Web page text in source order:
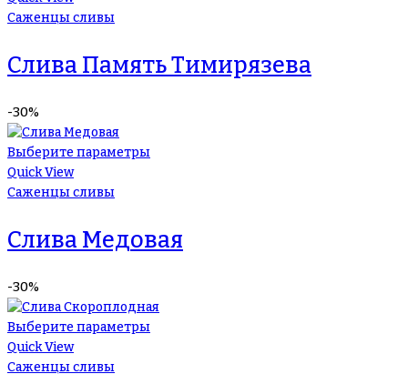
Саженцы сливы
Слива Память Тимирязева
-30%
Выберите параметры
Quick View
Саженцы сливы
Слива Медовая
-30%
Выберите параметры
Quick View
Саженцы сливы